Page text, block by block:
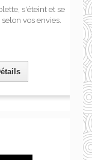
s'éteint et se
vos envies.